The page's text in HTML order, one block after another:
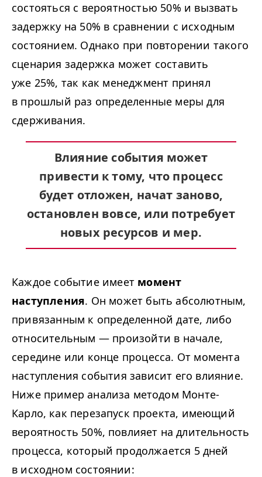
состояться с вероятностью 50% и вызвать
задержку на 50% в сравнении с исходным
состоянием. Однако при повторении такого
сценария задержка может составить
уже 25%, так как менеджмент принял
в прошлый раз определенные меры для
сдерживания.
Влияние события может
привести к тому, что процесс
будет отложен, начат заново,
остановлен вовсе, или потребует
новых ресурсов и мер.
Каждое событие имеет момент
наступления. Он может быть абсолютным,
привязанным к определенной дате, либо
относительным — произойти в начале,
середине или конце процесса. От момента
наступления события зависит его влияние.
Ниже пример анализа методом Монте-
Карло, как перезапуск проекта, имеющий
вероятность 50%, повлияет на длительность
процесса, который продолжается 5 дней
в исходном состоянии: